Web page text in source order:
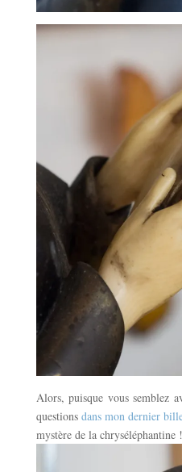
Alors, puisque vous semblez
questionsdans mon dernier
mystère de la chryséléphantine !